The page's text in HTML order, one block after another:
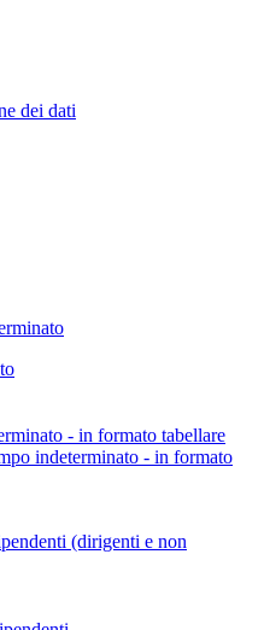
dei dati
- in formato tabellare
indeterminato - in formato
(dirigenti e non